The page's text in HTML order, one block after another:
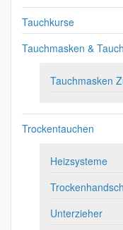
Tauchkurse
Tauchmasken &
Tauchmasken
Trockentauchen
Heizsysteme
Unterzieher